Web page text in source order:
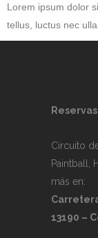
Lorem ipsum dolor
tellus, luctus nec
Circuito
Paintball,
más en:
13190 –